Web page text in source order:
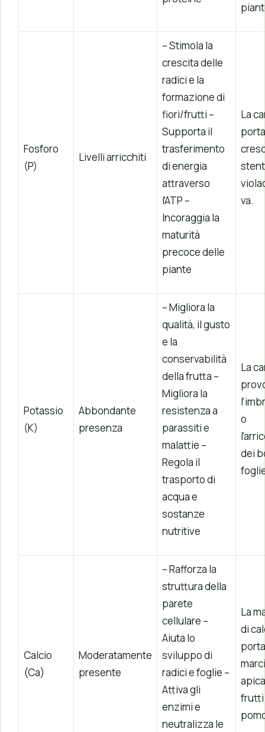
Fosforo
(P)
Livelli arricchiti
– Stimola la
crescita delle
radici e la
formazione di
fiori/frutti –
Supporta il
trasferimento
di energia
attraverso
l’ATP –
Incoraggia la
maturità
precoce delle
piante
La
va.
Potassio
(K)
Abbondante
presenza
– Migliora la
qualità, il gusto
e la
conservabilità
della frutta –
Migliora la
resistenza a
parassiti e
malattie –
Regola il
trasporto di
acqua e
sostanze
nutritive
La
o
dei
Calcio
(Ca)
Moderatamente
presente
– Rafforza la
struttura della
parete
cellulare –
Aiuta lo
sviluppo di
radici e foglie –
Attiva gli
enzimi e
neutralizza le
La
di
frutti